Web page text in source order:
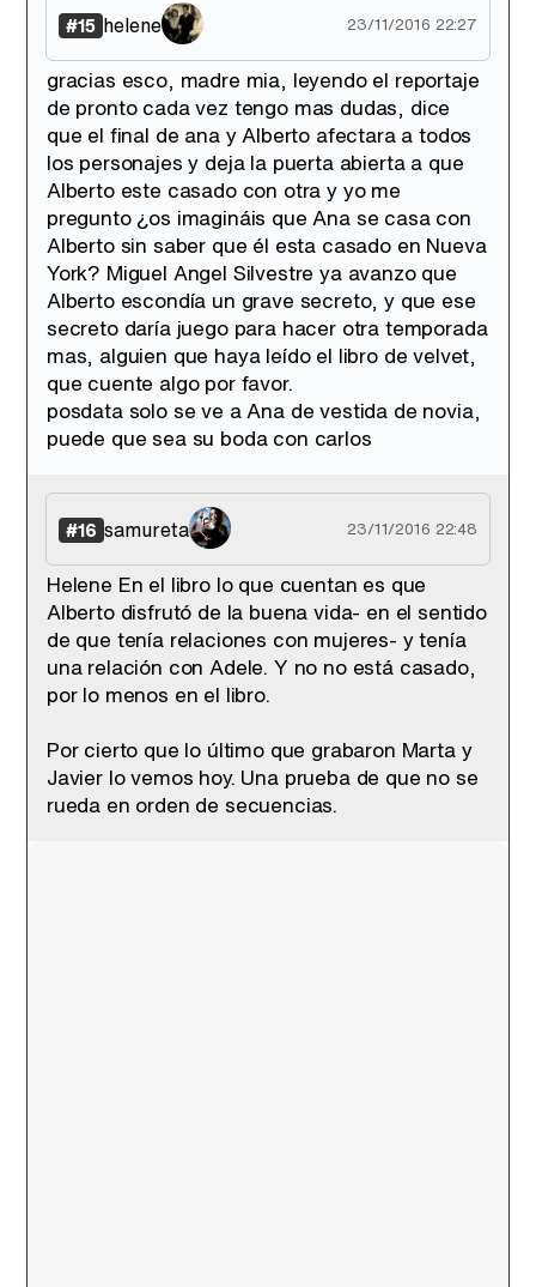
#15 helene 23/11/2016 22:27
gracias esco, madre mia, leyendo el reportaje
de pronto cada vez tengo mas dudas, dice
que el final de ana y Alberto afectara a todos
los personajes y deja la puerta abierta a que
Alberto este casado con otra y yo me
pregunto ¿os imagináis que Ana se casa con
Alberto sin saber que él esta casado en Nueva
York? Miguel Angel Silvestre ya avanzo que
Alberto escondía un grave secreto, y que ese
secreto daría juego para hacer otra temporada
mas, alguien que haya leído el libro de velvet,
que cuente algo por favor.
posdata solo se ve a Ana de vestida de novia,
puede que sea su boda con carlos
#16 samureta 23/11/2016 22:48
Helene En el libro lo que cuentan es que
Alberto disfrutó de la buena vida- en el sentido
de que tenía relaciones con mujeres- y tenía
una relación con Adele. Y no no está casado,
por lo menos en el libro.
Por cierto que lo último que grabaron Marta y
Javier lo vemos hoy. Una prueba de que no se
rueda en orden de secuencias.